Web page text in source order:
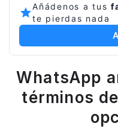
Añádenos a tus
te pierdas nada
WhatsApp
términos